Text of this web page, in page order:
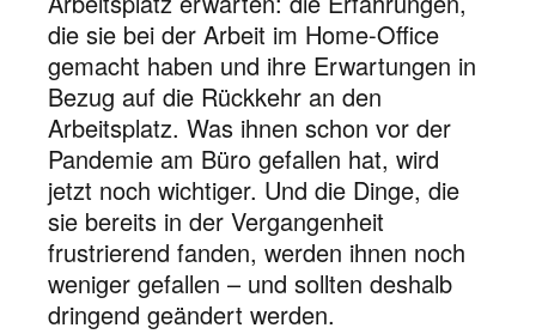
die sie bei der Arbeit im Home-Office
gemacht haben und ihre Erwartungen in
Bezug auf die Rückkehr an den
Arbeitsplatz. Was ihnen schon vor der
Pandemie am Büro gefallen hat, wird
jetzt noch wichtiger. Und die Dinge, die
sie bereits in der Vergangenheit
frustrierend fanden, werden ihnen noch
weniger gefallen – und sollten deshalb
dringend geändert werden.